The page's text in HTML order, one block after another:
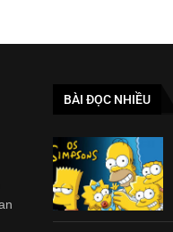
BÀI ĐỌC NHIỀU